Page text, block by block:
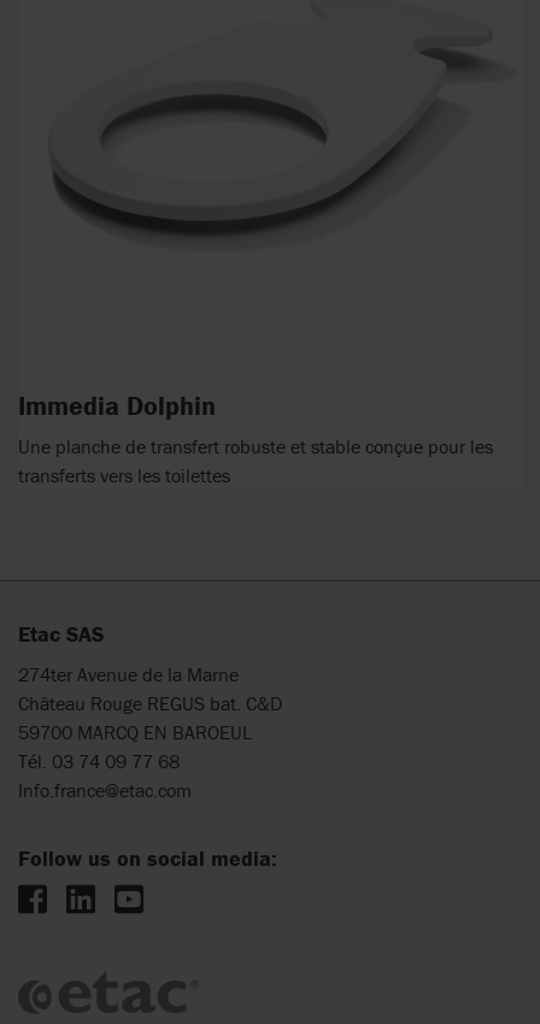
Immedia Dolphin
Une planche de transfert robuste et stable conçue pour les
transferts vers les toilettes
Etac SAS
274ter Avenue de la Marne
Château Rouge REGUS bat. C&D
59700 MARCQ EN BAROEUL
Tél. 03 74 09 77 68
Info.france@etac.com
Follow us on social media: